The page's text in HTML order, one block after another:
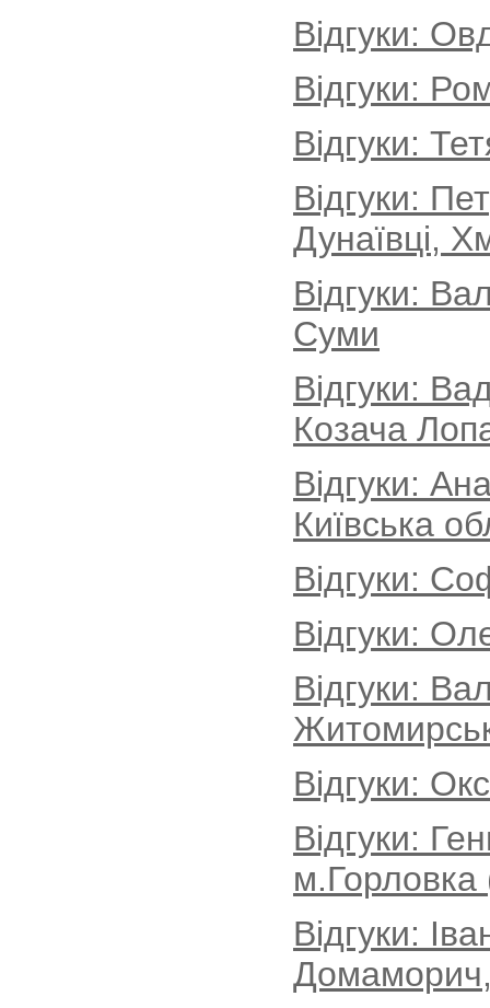
Відгуки:
Відгуки:
Відгуки:
Відгуки:
Дунаївці,
Відгуки:
Суми
Відгуки:
Козача
Відгуки:
Київська
Відгуки:
Відгуки:
Відгуки:
Відгуки:
Відгуки:
Відгуки:
Домаморич,